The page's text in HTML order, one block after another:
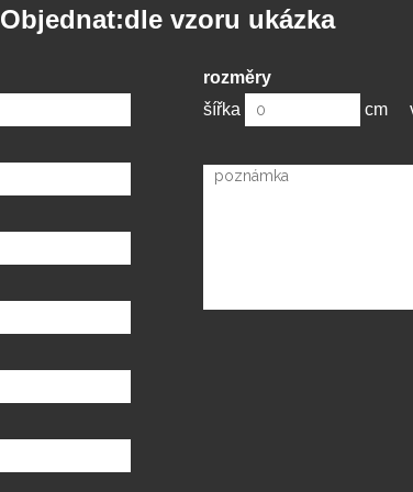
Objednat:dle vzoru ukázka
rozměry
šířka
cm